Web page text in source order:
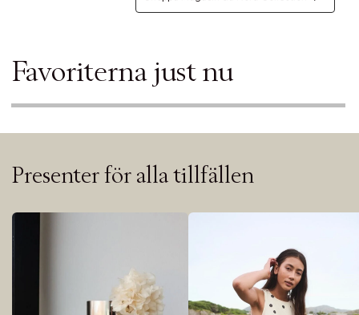
Favoriterna just nu
Presenter för alla tillfällen